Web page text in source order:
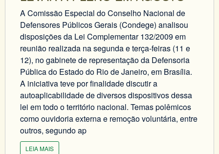
A Comissão Especial do Conselho Nacional de
Defensores Públicos Gerais (Condege) analisou
disposições da Lei Complementar 132/2009 em
reunião realizada na segunda e terça-feiras (11 e
12), no gabinete de representação da Defensoria
Pública do Estado do Rio de Janeiro, em Brasília.
A iniciativa teve por finalidade discutir a
autoaplicabilidade de diversos dispositivos dessa
lei em todo o território nacional. Temas polêmicos
como ouvidoria externa e remoção voluntária, entre
outros, segundo ap
LEIA MAIS